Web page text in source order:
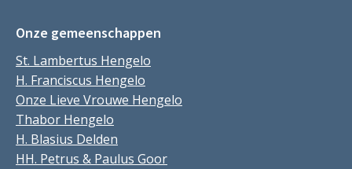
Onze gemeenschappen
St. Lambertus Hengelo
H. Franciscus Hengelo
Onze Lieve Vrouwe Hengelo
Thabor Hengelo
H. Blasius Delden
HH. Petrus & Paulus Goor